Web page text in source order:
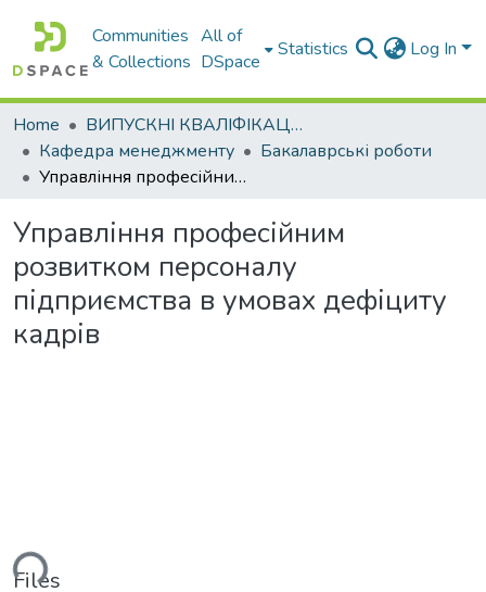
Communities
& Collections
All of
DSpace
Statistics Log In
Home
ВИПУСКНІ КВАЛІФІКАЦІЙНІ РОБОТИ
Кафедра менеджменту
Бакалаврські роботи
Управління професійним розвитком персоналу підприємства в умовах дефіциту кадрів
Управління професійним
розвитком персоналу
підприємства в умовах дефіциту
кадрів
Files